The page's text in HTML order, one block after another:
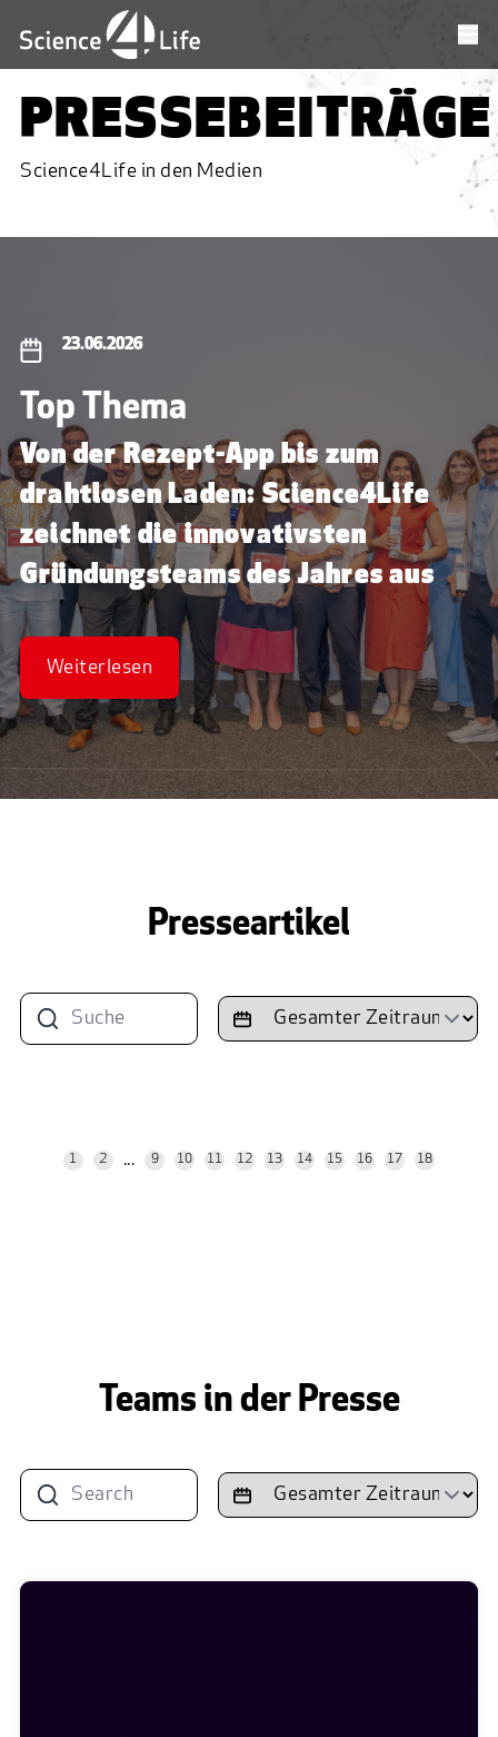
PRESSEBEITRÄGE
Science4Life in den Medien
23.06.2026
Top Thema
Von der Rezept-App bis zum
drahtlosen Laden: Science4Life
zeichnet die innovativsten
Gründungsteams des Jahres aus
Weiterlesen
Presseartikel
1 2 ... 9 10 11 12 13 14 15 16 17 18
Teams in der Presse